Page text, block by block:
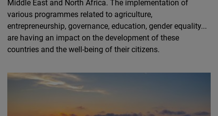
Middle East and North Africa. The implementation of
various programmes related to agriculture,
entrepreneurship, governance, education, gender equality...
are having an impact on the development of these
countries and the well-being of their citizens.